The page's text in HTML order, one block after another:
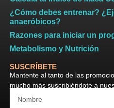
¿Cómo debes entrenar?
anaeróbicos?
Razones para iniciar un
Metabolismo y Nutrición
SUSCRÍBETE
Mantente al tanto de las
mucho más suscribiéndote a